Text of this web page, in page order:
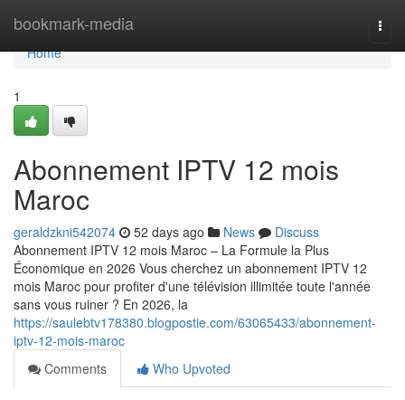
bookmark-media
Home
Home
1
Abonnement IPTV 12 mois
Maroc
geraldzkni542074 52 days ago News
Discuss
Abonnement IPTV 12 mois Maroc – La Formule la Plus
Économique en 2026 Vous cherchez un abonnement IPTV 12
mois Maroc pour profiter d'une télévision illimitée toute l'année
sans vous ruiner ? En 2026, la
https://saulebtv178380.blogpostie.com/63065433/abonnement-
iptv-12-mois-maroc
Comments
Who Upvoted